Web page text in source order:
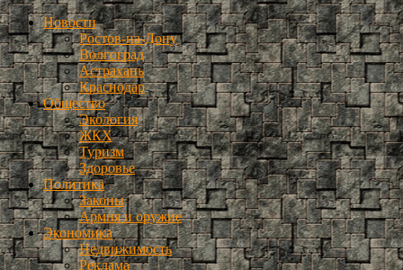
Новости
Ростов-на-Дону
Волгоград
Астрахань
Краснодар
Общество
Экология
ЖКХ
Туризм
Здоровье
Политика
Законы
Армия и оружие
Экономика
Недвижимость
Реклама